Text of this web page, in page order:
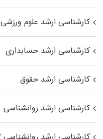
کارشناسی ارشد علوم ورزشی
کارشناسی ارشد حسابداری
کارشناسی ارشد حقوق
کارشناسی ارشد روانشناسی